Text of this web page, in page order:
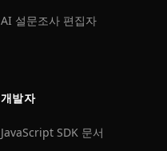
AI 설문조사 편집자
개발자
JavaScript SDK 문서